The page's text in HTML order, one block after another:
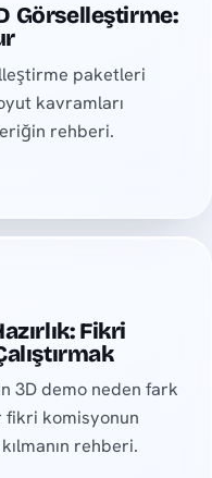
Görselleştirme:
paketleri
kavramları
rehberi.
Fikri
3D demo neden fark
fikri komisyonun
rehberi.